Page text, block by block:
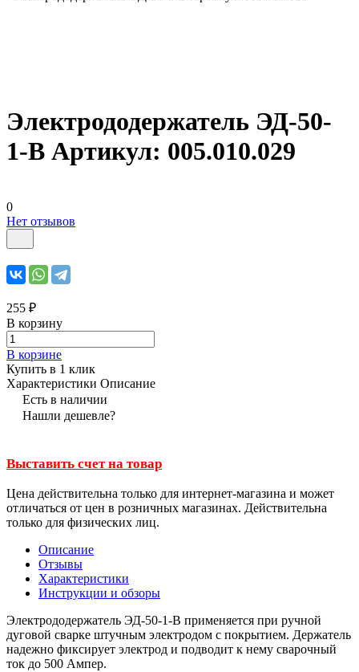
Электрододержатель ЭД-50-
1-B Артикул: 005.010.029
0
Нет отзывов
255 ₽
В корзину
В корзине
Купить в 1 клик
Характеристики Описание
Есть в наличии
Нашли дешевле?
Выставить счет на товар
Цена действительна только для интернет-магазина и может
отличаться от цен в розничных магазинах. Действительна
только для физических лиц.
Описание
Отзывы
Характеристики
Инструкции и обзоры
Электрододержатель ЭД-50-1-B применяется при ручной
дуговой сварке штучным электродом с покрытием. Держатель
надежно фиксирует электрод и подводит к нему сварочный
ток до 500 Ампер.